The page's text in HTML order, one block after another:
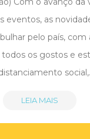
eventos, as
pelo país, com
todos os gostos e
LEIA MAIS